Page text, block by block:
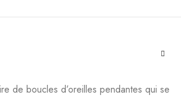
de boucles d’oreilles pendantes qui se